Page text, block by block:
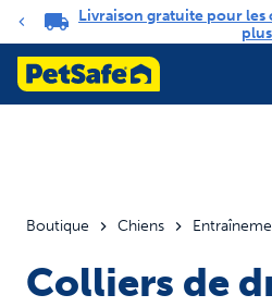
Carrousel de notifications
Livraison gratuite pour les
plus
Boutique Chiens
Colliers de